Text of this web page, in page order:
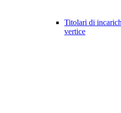
Titolari di
vertice